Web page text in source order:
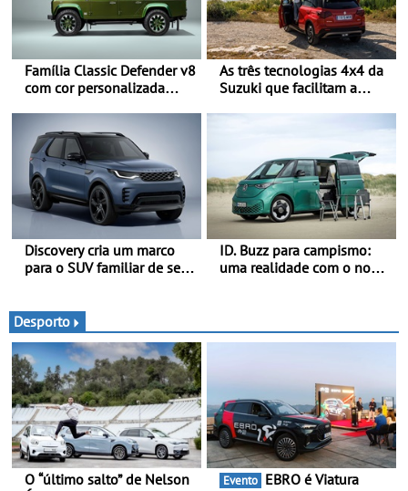
Família Classic Defender v8
com cor personalizada
Double Cab
As três tecnologias 4x4 da
Suzuki que facilitam a
sistemas de tração integral
adaptados a diferentes
veículos e estilos de
condução
Discovery cria um marco
para o SUV familiar de sete
disponibilizar três versões
distintas
ID. Buzz para campismo:
uma realidade com o novo
ISV de 0 €
Desporto
O “último salto” de Nelson
Evento